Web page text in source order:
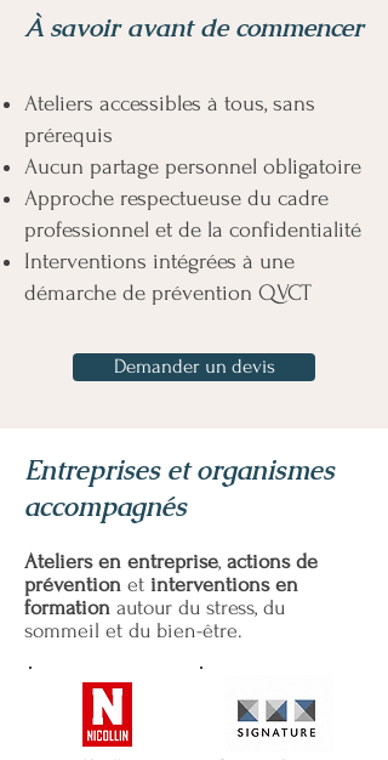
À savoir avant de commencer
Ateliers accessibles à tous, sans
prérequis
Aucun partage personnel obligatoire
Approche respectueuse du cadre
professionnel et de la confidentialité
Interventions intégrées à une
démarche de prévention QVCT
Demander un devis
Entreprises et organismes
accompagnés
Ateliers en entreprise, actions de
prévention et interventions en
formation autour du stress, du
sommeil et du bien-être.